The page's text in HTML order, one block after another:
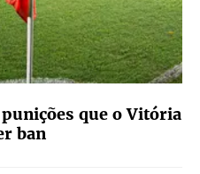
que o Vitória
ban